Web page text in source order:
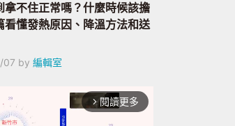
拿不住正常嗎？什麼時候該擔
看懂發熱原因、降溫方法和送
07 by 編輯室
arrow_forward_ios 閱讀更多